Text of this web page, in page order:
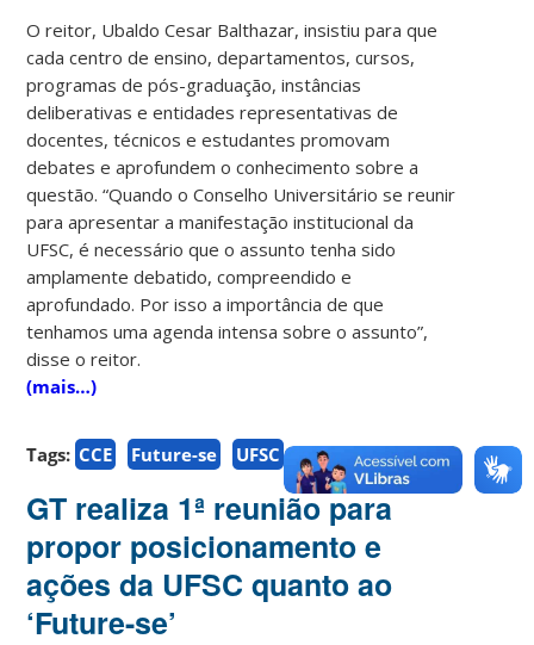
O reitor, Ubaldo Cesar Balthazar, insistiu para que
cada centro de ensino, departamentos, cursos,
programas de pós-graduação, instâncias
deliberativas e entidades representativas de
docentes, técnicos e estudantes promovam
debates e aprofundem o conhecimento sobre a
questão. “Quando o Conselho Universitário se reunir
para apresentar a manifestação institucional da
UFSC, é necessário que o assunto tenha sido
amplamente debatido, compreendido e
aprofundado. Por isso a importância de que
tenhamos uma agenda intensa sobre o assunto”,
disse o reitor.
(mais…)
Tags: CCE Future-se UFSC
GT realiza 1ª reunião para
propor posicionamento e
ações da UFSC quanto ao
‘Future-se’